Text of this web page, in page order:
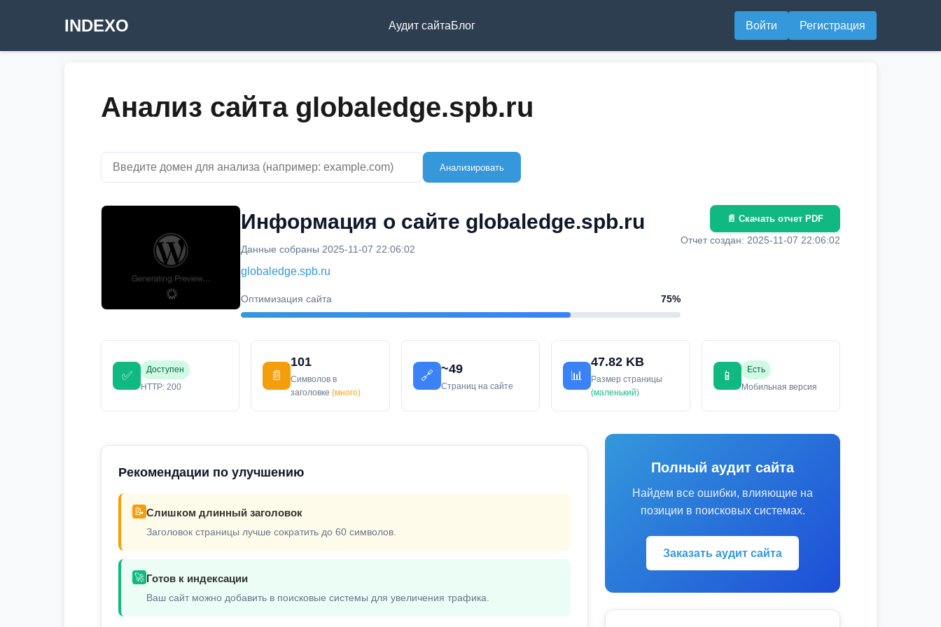
INDEXO Аудит сайтаБлог Войти Регистрация
Анализ сайта globaledge.spb.ru
Анализировать
Информация о сайте globaledge.spb.ru
Данные собраны 2025-11-07 22:06:02
globaledge.spb.ru
Оптимизация сайта 75%
📄 Скачать отчет PDF
Отчет создан: 2025-11-07 22:06:02
✅
Доступен
HTTP: 200
📄
101
Символов в
заголовке(много)
🔗
~49
Страниц на сайте
📊
47.82 KB
Размер страницы
(маленький)
📱
Есть
Мобильная версия
Рекомендации по улучшению
📝 Слишком длинный заголовок
Заголовок страницы лучше сократить до 60 символов.
🚀 Готов к индексации
Ваш сайт можно добавить в поисковые системы для увеличения трафика.
Полный аудит сайта
Найдем все ошибки, влияющие на
позиции в поисковых системах.
Заказать аудит сайта